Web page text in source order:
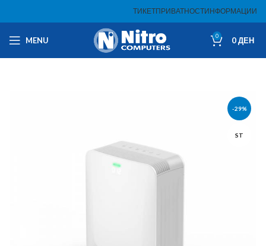
ТИКЕТПРИВАТНОСТИНФОРМАЦИИ
MENU 0 0ДЕН
-29%
ST